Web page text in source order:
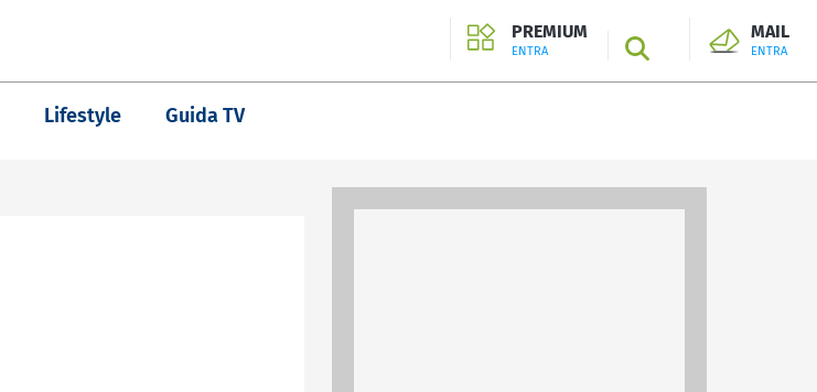
PREMIUM
ENTRA SEARCH
MAIL
ENTRA
Lifestyle Guida TV